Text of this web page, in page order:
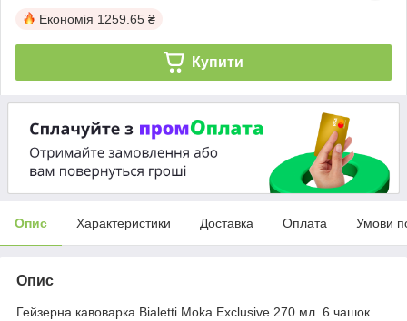
Економія 1259.65 ₴
Купити
Опис Характеристики Доставка Оплата Умови
Опис
Гейзерна кавоварка Bialetti Moka Exclusive 270 мл. 6 чашок